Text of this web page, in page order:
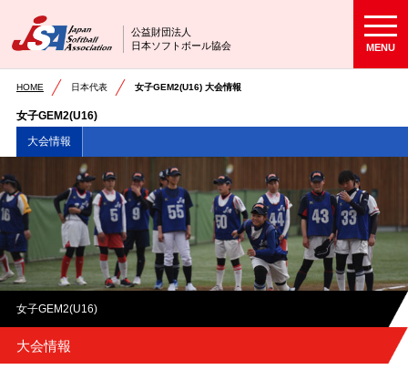
公益財団法人
日本ソフトボール協会
MENU
HOME 日本代表 女子GEM2(U16) 大会情報
女子GEM2(U16)
大会情報
女子GEM2(U16)
大会情報